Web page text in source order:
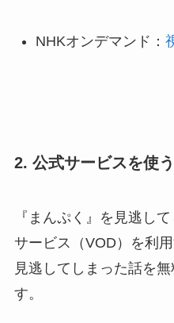
NHKオンデマンド：
2. 公式サービスを使
『まんぷく』を見逃し
サービス（VOD）を利
見逃してしまった話を
す。